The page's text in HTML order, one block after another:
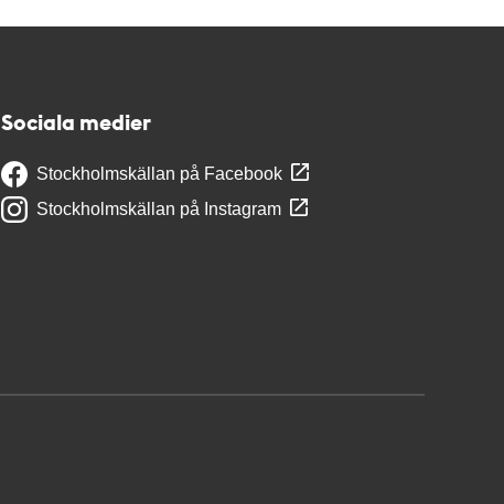
Sociala medier
Stockholmskällan på Facebook
Stockholmskällan på Instagram